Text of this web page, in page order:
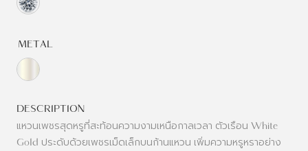
METAL
DESCRIPTION
แหวนเพชรสุดหรูที่สะท้อนความงามเหนือกาลเวลา ตัวเรือน White
Gold ประดับด้วยเพชรเม็ดเล็กบนก้านแหวน เพิ่มความหรูหราอย่าง